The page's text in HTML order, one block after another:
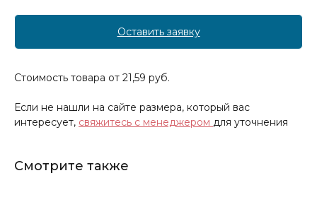
Оставить заявку
Стоимость товара от 21,59 руб.
Если не нашли на сайте размера, который вас
интересует, свяжитесь с менеджером для уточнения
Смотрите также